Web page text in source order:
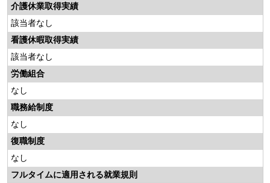
介護休業取得実績
該当者なし
看護休暇取得実績
該当者なし
労働組合
なし
職務給制度
なし
復職制度
なし
フルタイムに適用される就業規則